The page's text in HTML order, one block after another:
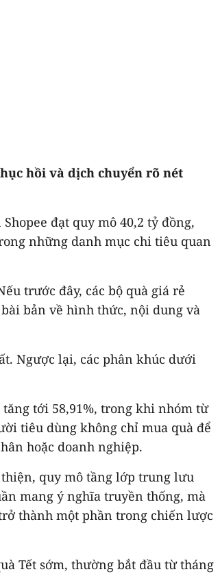
hồi và dịch chuyển rõ nét
đạt quy mô 40,2 tỷ đồng,
những danh mục chi tiêu quan
trước đây, các bộ quà giá rẻ
bản về hình thức, nội dung và
Ngược lại, các phân khúc dưới
tăng tới 58,91%, trong khi nhóm từ
tiêu dùng không chỉ mua quà để
hoặc doanh nghiệp.
quy mô tầng lớp trung lưu
mang ý nghĩa truyền thống, mà
thành một phần trong chiến lược
Tết sớm, thường bắt đầu từ tháng